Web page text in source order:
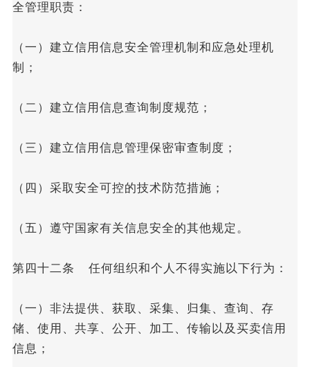
全管理职责：
（一）建立信用信息安全管理机制和应急处理机
制；
（二）建立信用信息查询制度规范；
（三）建立信用信息管理保密审查制度；
（四）采取安全可控的技术防范措施；
（五）遵守国家有关信息安全的其他规定。
第四十二条 任何组织和个人不得实施以下行为：
（一）非法提供、获取、采集、归集、查询、存
储、使用、共享、公开、加工、传输以及买卖信用
信息；